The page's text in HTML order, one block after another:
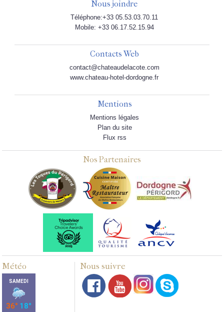
Nous joindre
Téléphone:+33 05.53.03.70.11
Mobile: +33 06.17.52.15.94
Contacts Web
contact@chateaudelacote.com
www.chateau-hotel-dordogne.fr
Mentions
Mentions légales
Plan du site
Flux rss
Nos Partenaires
Météo Nous suivre